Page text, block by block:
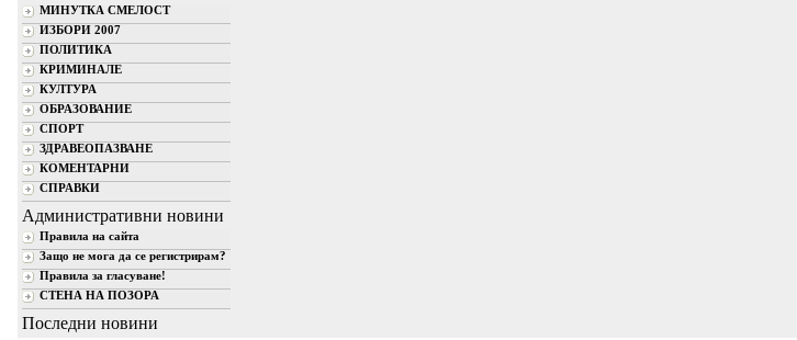
МИНУТКА СМЕЛОСТ
ИЗБОРИ 2007
ПОЛИТИКА
КРИМИНАЛЕ
КУЛТУРА
ОБРАЗОВАНИЕ
СПОРТ
ЗДРАВЕОПАЗВАНЕ
КОМЕНТАРНИ
СПРАВКИ
Административни новини
Правила на сайта
Защо не мога да се регистрирам?
Правила за гласуване!
СТЕНА НА ПОЗОРА
Последни новини